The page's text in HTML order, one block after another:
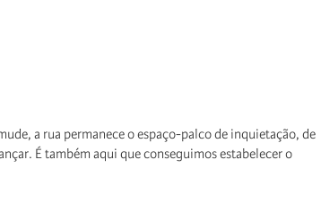
a rua permanece o espaço-palco de inquietação, de
É também aqui que conseguimos estabelecer o